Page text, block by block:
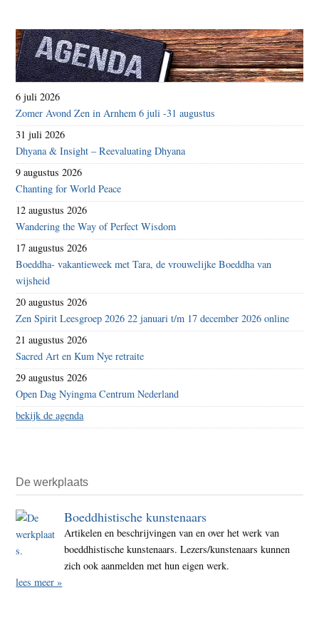
6 juli 2026
Zomer Avond Zen in Arnhem 6 juli -31 augustus
31 juli 2026
Dhyana & Insight – Reevaluating Dhyana
9 augustus 2026
Chanting for World Peace
12 augustus 2026
Wandering the Way of Perfect Wisdom
17 augustus 2026
Boeddha- vakantieweek met Tara, de vrouwelijke Boeddha van
wijsheid
20 augustus 2026
Zen Spirit Leesgroep 2026 22 januari t/m 17 december 2026 online
21 augustus 2026
Sacred Art en Kum Nye retraite
29 augustus 2026
Open Dag Nyingma Centrum Nederland
bekijk de agenda
De werkplaats
Boeddhistische kunstenaars
Artikelen en beschrijvingen van en over het werk van
boeddhistische kunstenaars. Lezers/kunstenaars kunnen
zich ook aanmelden met hun eigen werk.
lees meer »